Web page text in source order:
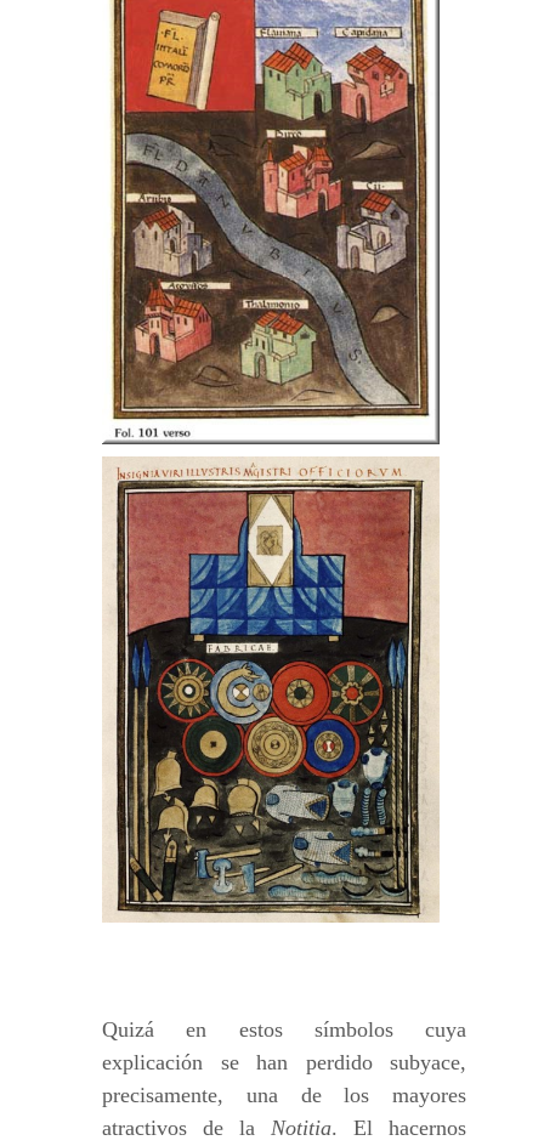
Quizá en estos símbolos cuya
explicación se han perdido subyace,
precisamente, una de los mayores
atractivos de la Notitia. El hacernos